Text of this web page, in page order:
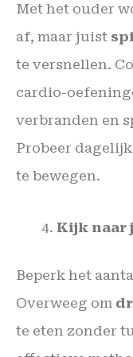
Met het ouder
af, maar juist
te versnellen.
cardio-
verbranden en
Probeer
te bewegen.
Kijk naar
Beperk het
Overweeg om
te eten zonder